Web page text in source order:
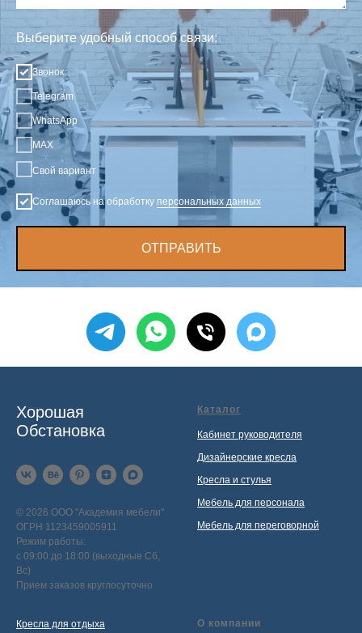
Выберите удобный способ связи:
Звонок
Telegram
WhatsApp
MAX
Свой вариант
Соглашаюсь на обработку персональных данных
ОТПРАВИТЬ
Хорошая
Обстановка
© 2026 ООО "Академия мебели"
ОГРН 1123459005911
Режим работы:
с 09:00 до 18:00 (выходные Сб,
Вс)
Прием заказов круглосуточно
Каталог
Кабинет руководителя
Дизайнерские кресла
Кресла и стулья
Мебель для персонала
Мебель для переговорной
Кресла для отдыха О компании